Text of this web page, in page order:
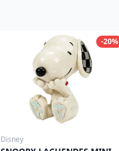
-20%
Disney